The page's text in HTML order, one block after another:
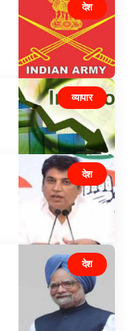
देश
व्यापार
देश
देश